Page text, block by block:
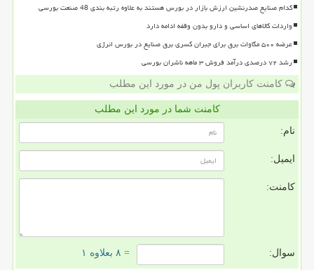
کدام صنایع صدرنشین ارزش بازار در بورس هستند به علاوه رتبه بندی 48 صنعت بورسی
واردات کالاهای اساسی و دارو بدون وقفه ادامه دارد
عرضه ۵۰۰ مگاوات برق برای جبران کسری برق صنایع در بورس انرژی
رشد ۷۲ درصدی درآمد فروش ۳ ماهه ناشران بورسی
کامنت کاربران پول من در مورد این مطلب
کامنت شما در مورد این مطلب
نام:
ایمیل:
کامنت:
سوال: = ۸ بعلاوه ۱